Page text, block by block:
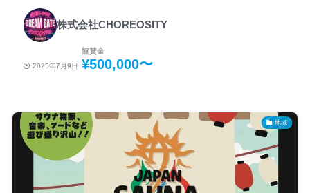
への協賛
株式会社CHOREOSITY
2025年7月9日
協賛金
¥500,000〜
地域